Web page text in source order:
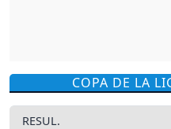
COPA DE LA
RESUL.